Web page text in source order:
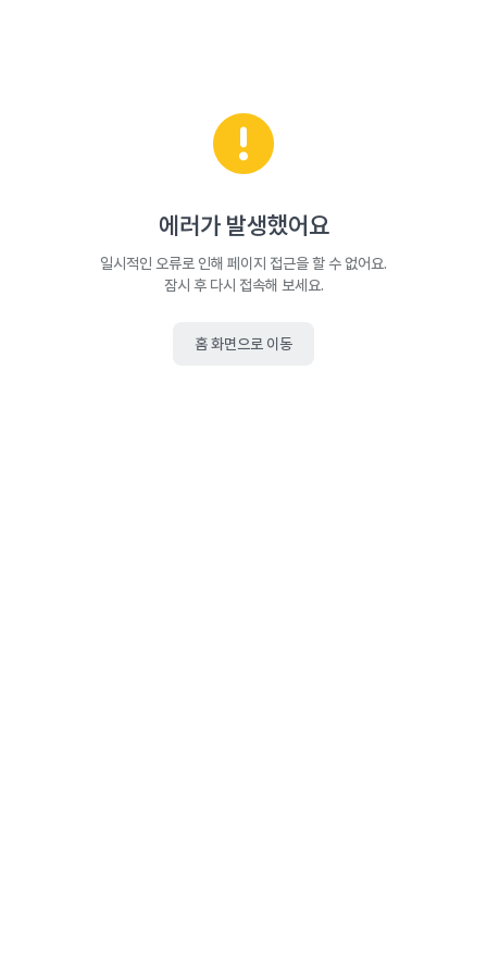
에러가 발생했어요
일시적인 오류로 인해 페이지 접근을 할 수 없어요.
잠시 후 다시 접속해 보세요.
홈 화면으로 이동